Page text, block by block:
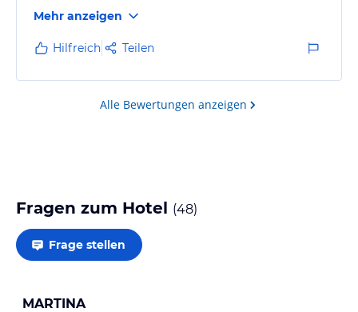
versprochene Softgetränk jeden Tag habe ich nur auf
Nachfrage erhalten. Das Zimmer meiner Ehefrau war
Mehr anzeigen
Hilfreich Teilen
Alle Bewertungen anzeigen
Fragen zum Hotel (48)
Frage stellen
MARTINA